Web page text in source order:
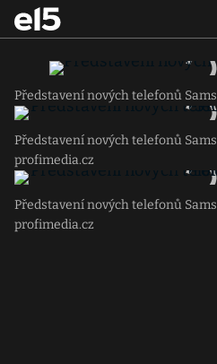
Představení nových telefonů
Představení nových telefonů
profimedia.cz
Představení nových telefonů
profimedia.cz